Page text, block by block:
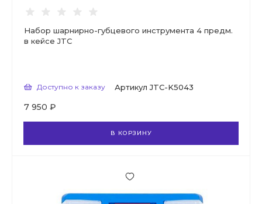
Набор шарнирно-губцевого инструмента 4 предм.
в кейсе JTC
Доступно к заказу Артикул JTC-K5043
7 950 ₽
В КОРЗИНУ